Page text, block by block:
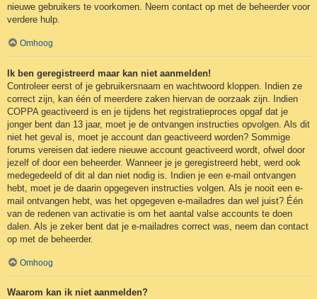
nieuwe gebruikers te voorkomen. Neem contact op met de beheerder voor
verdere hulp.
Omhoog
Ik ben geregistreerd maar kan niet aanmelden!
Controleer eerst of je gebruikersnaam en wachtwoord kloppen. Indien ze
correct zijn, kan één of meerdere zaken hiervan de oorzaak zijn. Indien
COPPA geactiveerd is en je tijdens het registratieproces opgaf dat je
jonger bent dan 13 jaar, moet je de ontvangen instructies opvolgen. Als dit
niet het geval is, moet je account dan geactiveerd worden? Sommige
forums vereisen dat iedere nieuwe account geactiveerd wordt, ofwel door
jezelf of door een beheerder. Wanneer je je geregistreerd hebt, werd ook
medegedeeld of dit al dan niet nodig is. Indien je een e-mail ontvangen
hebt, moet je de daarin opgegeven instructies volgen. Als je nooit een e-
mail ontvangen hebt, was het opgegeven e-mailadres dan wel juist? Één
van de redenen van activatie is om het aantal valse accounts te doen
dalen. Als je zeker bent dat je e-mailadres correct was, neem dan contact
op met de beheerder.
Omhoog
Waarom kan ik niet aanmelden?